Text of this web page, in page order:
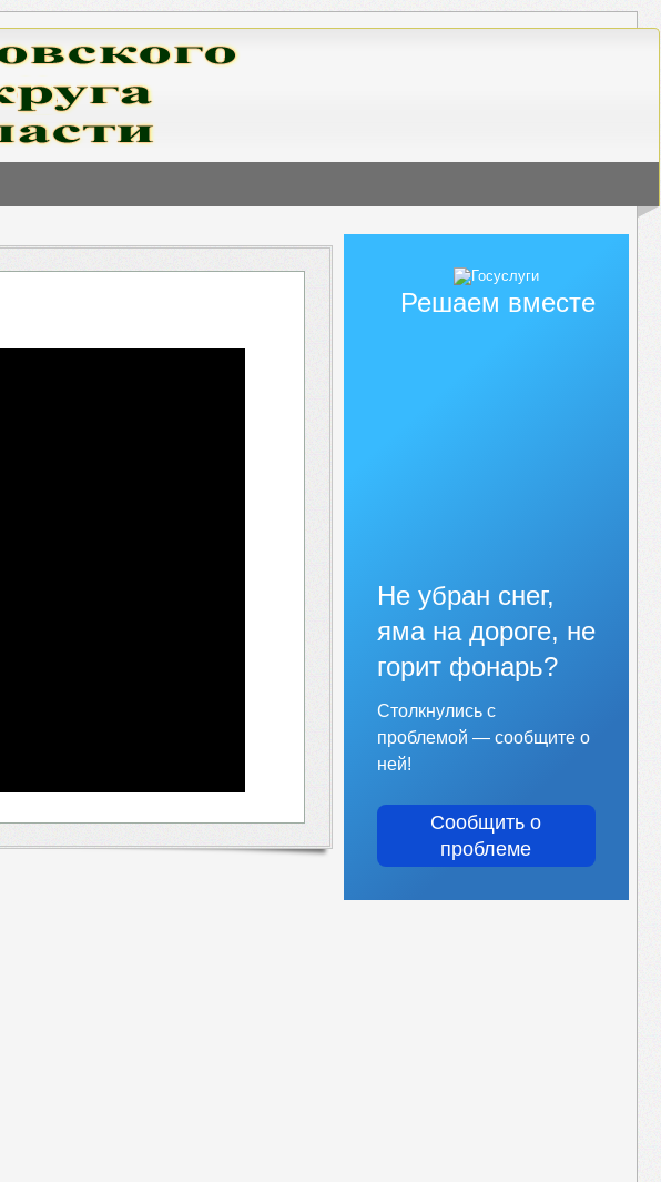
Решаем вместе
Не убран снег,
яма на дороге, не
горит фонарь?
Столкнулись с
проблемой — сообщите о
ней!
Сообщить о
проблеме